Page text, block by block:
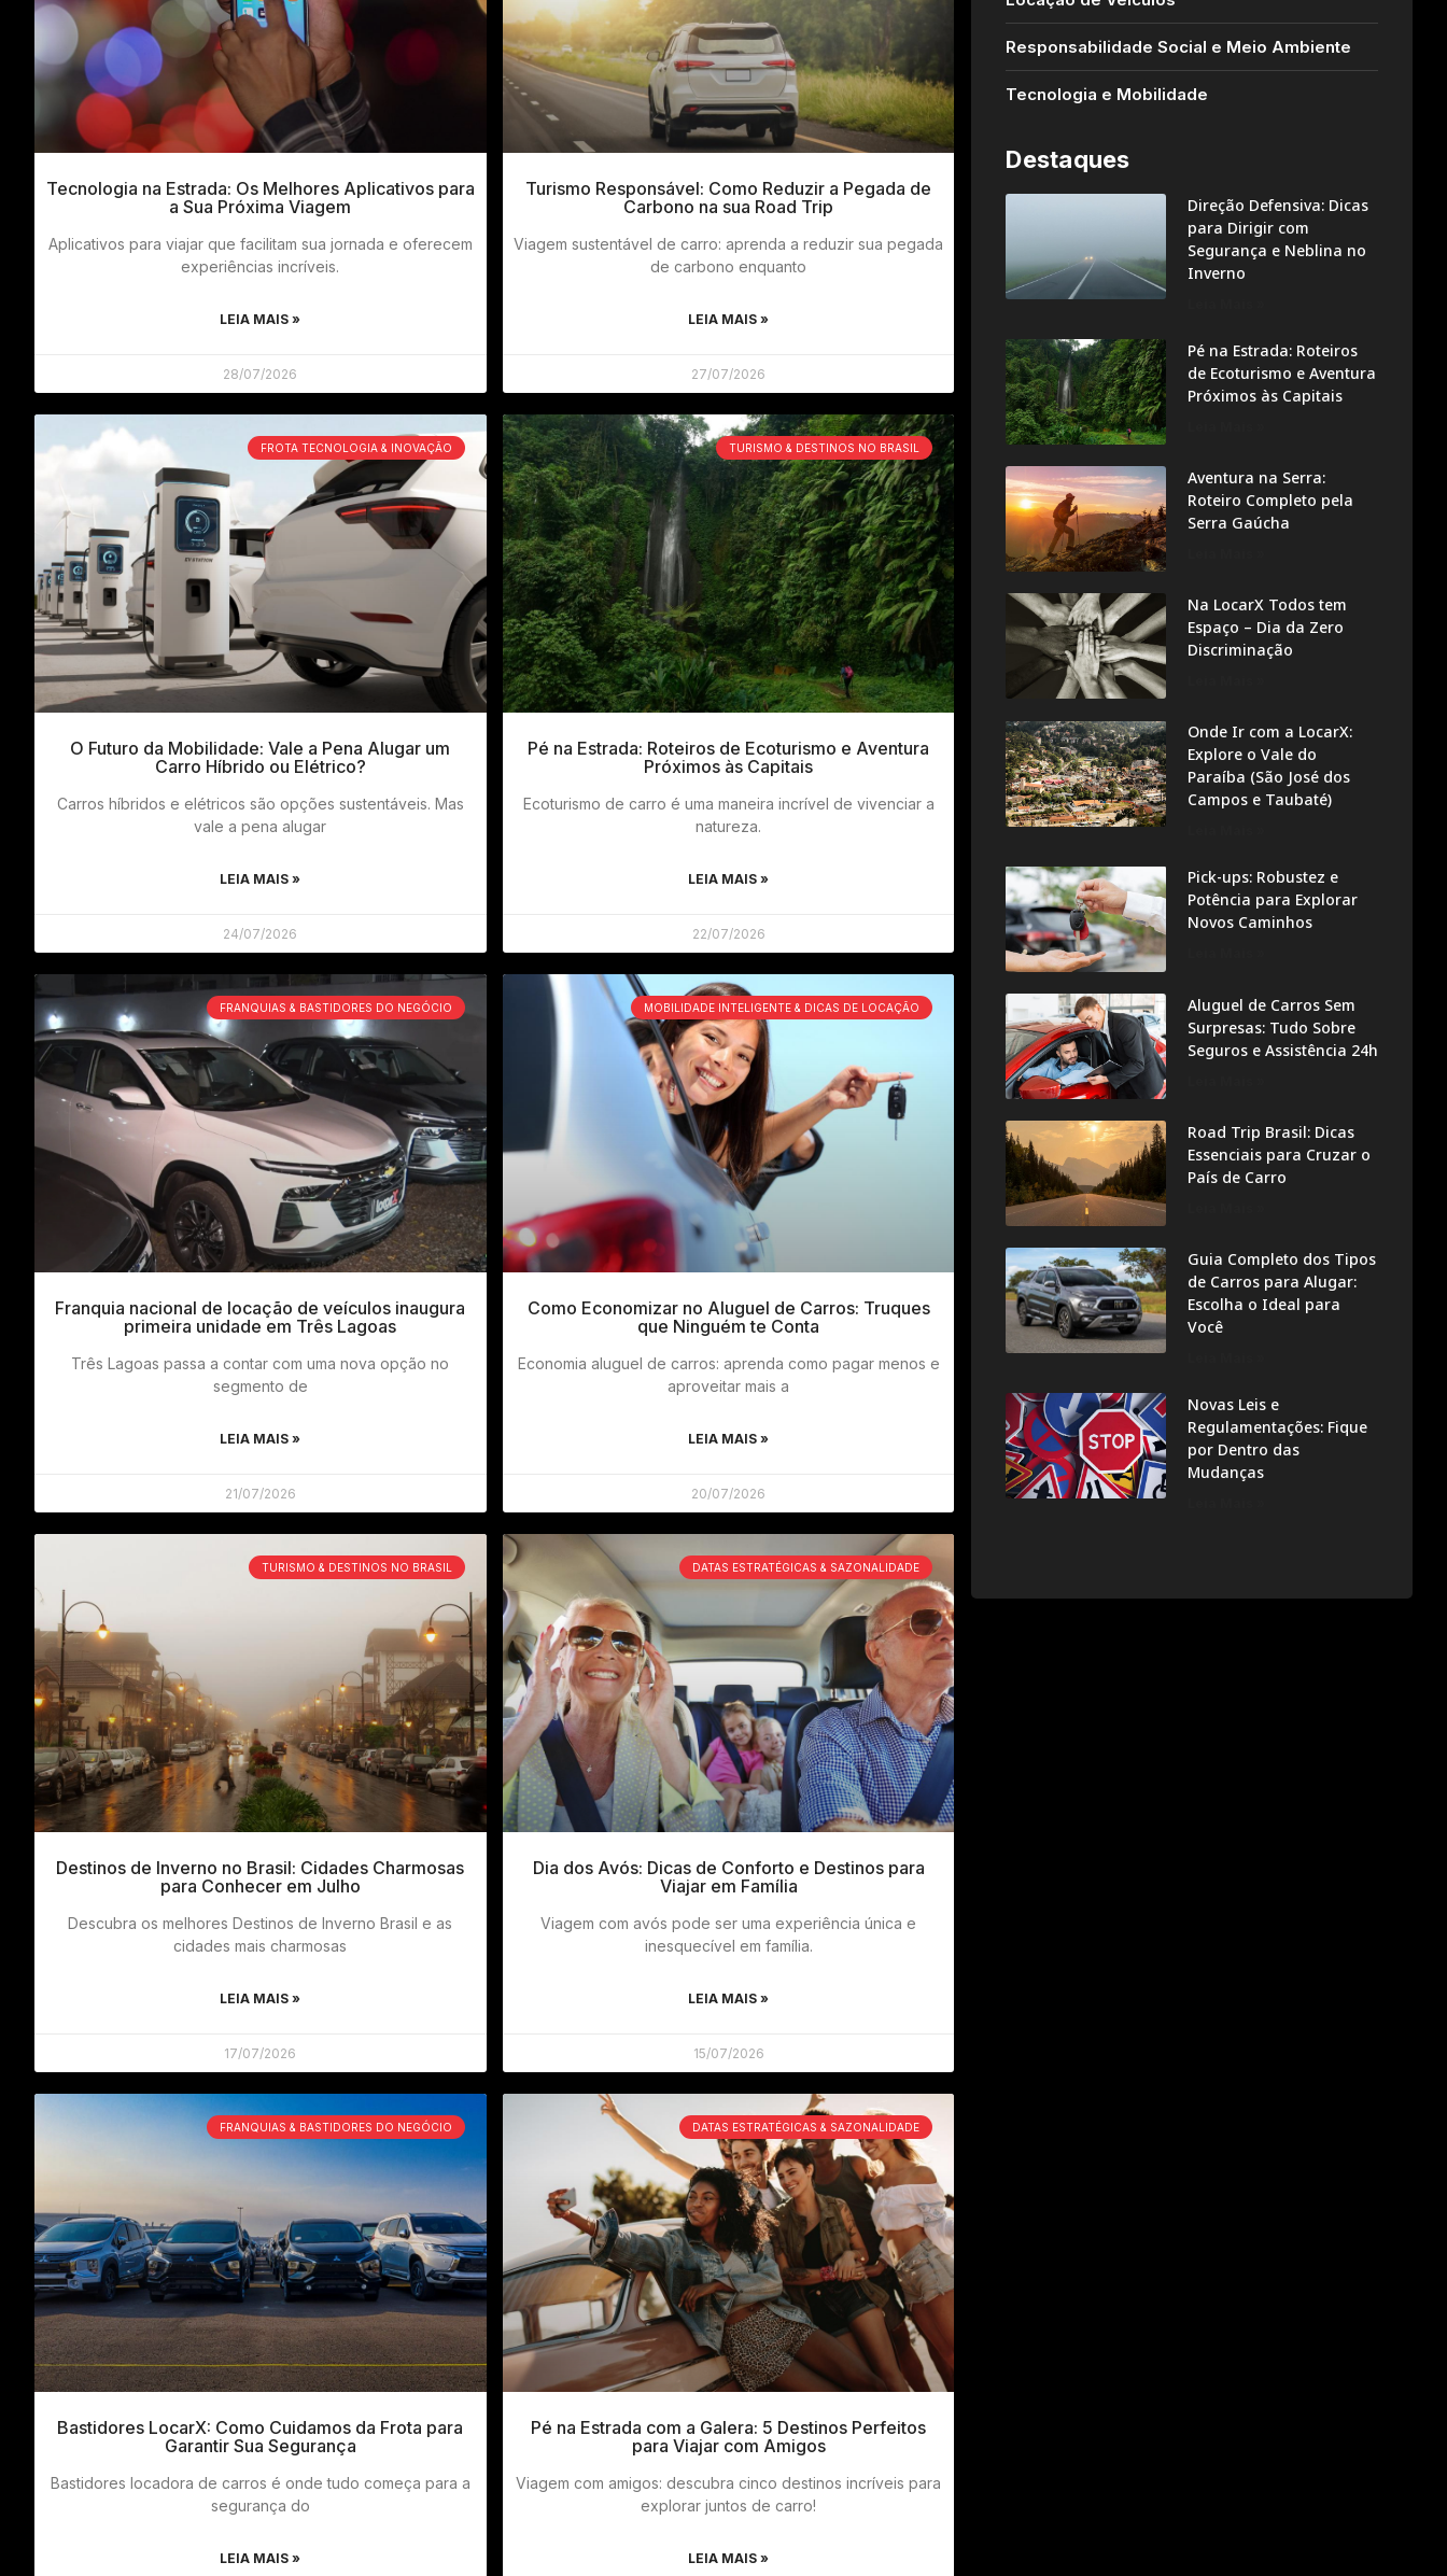
Tecnologia na Estrada: Os Melhores Aplicativos para
a Sua Próxima Viagem
Aplicativos para viajar que facilitam sua jornada e oferecem
experiências incríveis.
LEIA MAIS »
28/07/2026
Turismo Responsável: Como Reduzir a Pegada de
Carbono na sua Road Trip
Viagem sustentável de carro: aprenda a reduzir sua pegada
de carbono enquanto
LEIA MAIS »
27/07/2026
FROTA TECNOLOGIA & INOVAÇÃO
O Futuro da Mobilidade: Vale a Pena Alugar um
Carro Híbrido ou Elétrico?
Carros híbridos e elétricos são opções sustentáveis. Mas
vale a pena alugar
LEIA MAIS »
24/07/2026
TURISMO & DESTINOS NO BRASIL
Pé na Estrada: Roteiros de Ecoturismo e Aventura
Próximos às Capitais
Ecoturismo de carro é uma maneira incrível de vivenciar a
natureza.
LEIA MAIS »
22/07/2026
FRANQUIAS & BASTIDORES DO NEGÓCIO
Franquia nacional de locação de veículos inaugura
primeira unidade em Três Lagoas
Três Lagoas passa a contar com uma nova opção no
segmento de
LEIA MAIS »
21/07/2026
MOBILIDADE INTELIGENTE & DICAS DE LOCAÇÃO
Como Economizar no Aluguel de Carros: Truques
que Ninguém te Conta
Economia aluguel de carros: aprenda como pagar menos e
aproveitar mais a
LEIA MAIS »
20/07/2026
TURISMO & DESTINOS NO BRASIL
Destinos de Inverno no Brasil: Cidades Charmosas
para Conhecer em Julho
Descubra os melhores Destinos de Inverno Brasil e as
cidades mais charmosas
LEIA MAIS »
17/07/2026
DATAS ESTRATÉGICAS & SAZONALIDADE
Dia dos Avós: Dicas de Conforto e Destinos para
Viajar em Família
Viagem com avós pode ser uma experiência única e
inesquecível em família.
LEIA MAIS »
15/07/2026
FRANQUIAS & BASTIDORES DO NEGÓCIO
Bastidores LocarX: Como Cuidamos da Frota para
Garantir Sua Segurança
Bastidores locadora de carros é onde tudo começa para a
segurança do
LEIA MAIS »
DATAS ESTRATÉGICAS & SAZONALIDADE
Pé na Estrada com a Galera: 5 Destinos Perfeitos
para Viajar com Amigos
Viagem com amigos: descubra cinco destinos incríveis para
explorar juntos de carro!
LEIA MAIS »
Responsabilidade Social e Meio Ambiente
Tecnologia e Mobilidade
Destaques
Direção Defensiva: Dicas
para Dirigir com
Segurança e Neblina no
Inverno
Pé na Estrada: Roteiros
de Ecoturismo e Aventura
Próximos às Capitais
Aventura na Serra:
Roteiro Completo pela
Serra Gaúcha
Na LocarX Todos tem
Espaço – Dia da Zero
Discriminação
Onde Ir com a LocarX:
Explore o Vale do
Paraíba (São José dos
Campos e Taubaté)
Pick-ups: Robustez e
Potência para Explorar
Novos Caminhos
Aluguel de Carros Sem
Surpresas: Tudo Sobre
Seguros e Assistência 24h
Road Trip Brasil: Dicas
Essenciais para Cruzar o
País de Carro
Guia Completo dos Tipos
de Carros para Alugar:
Escolha o Ideal para
Você
Novas Leis e
Regulamentações: Fique
por Dentro das
Mudanças